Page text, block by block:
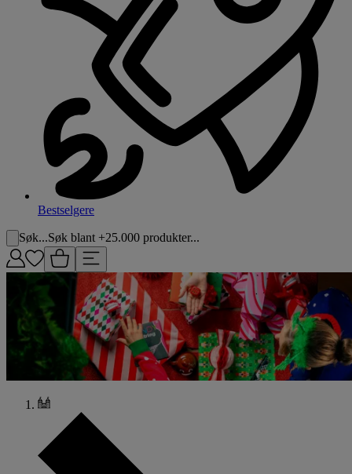
Bestselgere
Søk...Søk blant +25.000 produkter...